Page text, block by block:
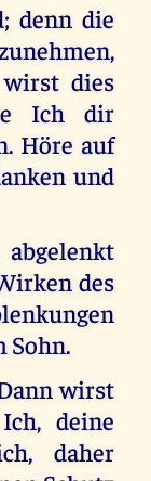
denn die
dies
Ich dir
Höre auf
und
des
Sohn.
wirst
deine
daher